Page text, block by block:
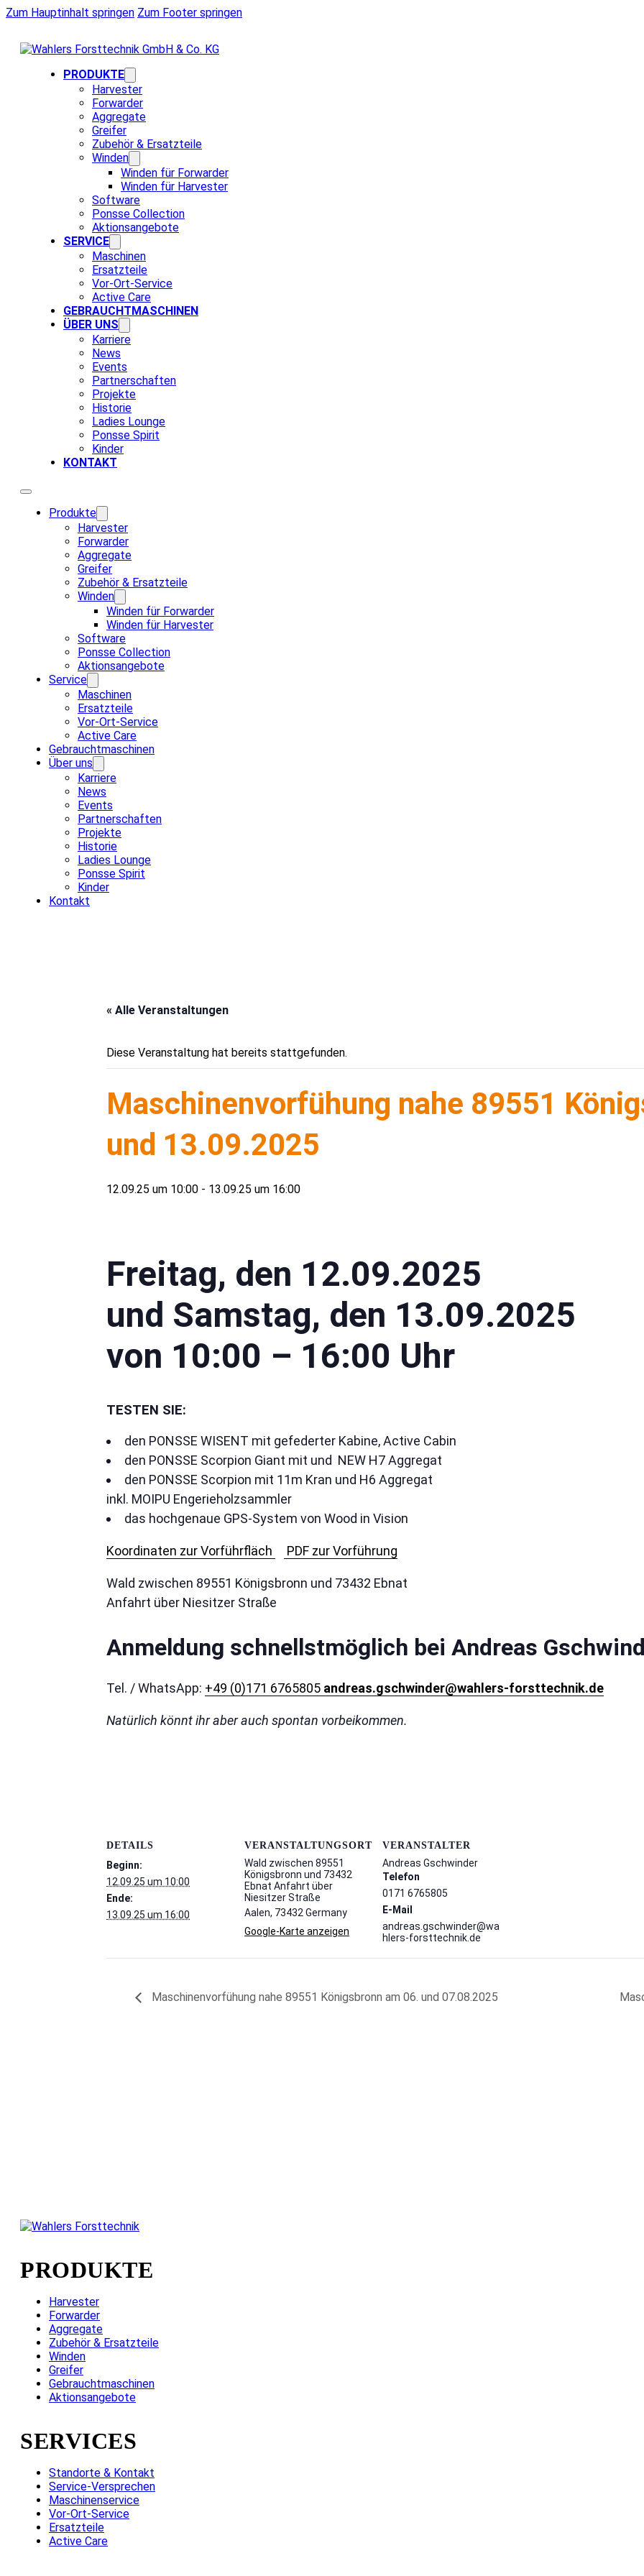
Zum Hauptinhalt springen Zum Footer springen
PRODUKTE
Harvester
Forwarder
Aggregate
Greifer
Zubehör & Ersatzteile
Winden
Winden für Forwarder
Winden für Harvester
Software
Ponsse Collection
Aktionsangebote
SERVICE
Maschinen
Ersatzteile
Vor-Ort-Service
Active Care
GEBRAUCHTMASCHINEN
ÜBER UNS
Karriere
News
Events
Partnerschaften
Projekte
Historie
Ladies Lounge
Ponsse Spirit
Kinder
KONTAKT
Produkte
Harvester
Forwarder
Aggregate
Greifer
Zubehör & Ersatzteile
Winden
Winden für Forwarder
Winden für Harvester
Software
Ponsse Collection
Aktionsangebote
Service
Maschinen
Ersatzteile
Vor-Ort-Service
Active Care
Gebrauchtmaschinen
Über uns
Karriere
News
Events
Partnerschaften
Projekte
Historie
Ladies Lounge
Ponsse Spirit
Kinder
Kontakt
« Alle Veranstaltungen
Diese Veranstaltung hat bereits stattgefunden.
Maschinenvorfühung nahe 89551
und 13.09.2025
12.09.25 um 10:00 - 13.09.25 um 16:00
Freitag, den 12.09.2025
und Samstag, den 13.09.2025
von 10:00 – 16:00 Uhr
TESTEN SIE:
den PONSSE WISENT mit gefederter Kabine, Active Cabin
den PONSSE Scorpion Giant mit und NEW H7 Aggregat
den PONSSE Scorpion mit 11m Kran und H6 Aggregat
inkl. MOIPU Engerieholzsammler
das hochgenaue GPS-System von Wood in Vision
Koordinaten zur Vorführfläch PDF zur Vorführung
Wald zwischen 89551 Königsbronn und 73432 Ebnat
Anfahrt über Niesitzer Straße
Anmeldung schnellstmöglich bei Andreas
Tel. / WhatsApp: +49 (0)171 6765805 andreas.gschwinder@wahlers-forsttechnik.de
Natürlich könnt ihr aber auch spontan vorbeikommen.
DETAILS
Beginn:
12.09.25 um 10:00
Ende:
13.09.25 um 16:00
VERANSTALTUNGSORT
Wald zwischen 89551
Königsbronn und 73432
Ebnat Anfahrt über
Niesitzer Straße
Aalen, 73432 Germany
Google-Karte anzeigen
VERANSTALTER
Andreas Gschwinder
Telefon
0171 6765805
E-Mail
andreas.gschwinder@wa
hlers-forsttechnik.de
Maschinenvorfühung nahe 89551 Königsbronn am 06. und 07.08.2025
PRODUKTE
Harvester
Forwarder
Aggregate
Zubehör & Ersatzteile
Winden
Greifer
Gebrauchtmaschinen
Aktionsangebote
SERVICES
Standorte & Kontakt
Service-Versprechen
Maschinenservice
Vor-Ort-Service
Ersatzteile
Active Care